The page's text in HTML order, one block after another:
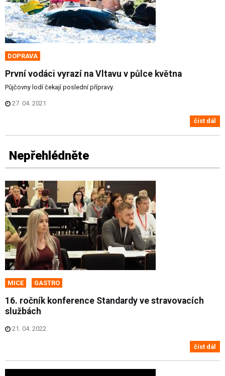
DOPRAVA
První vodáci vyrazí na Vltavu v půlce května
Půjčovny lodí čekají poslední přípravy.
27. 04. 2021
číst dál
Nepřehlédněte
MICE GASTRO
16. ročník konference Standardy ve stravovacích
službách
21. 04. 2022
číst dál